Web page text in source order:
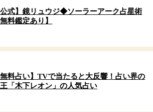
公式】鏡リュウジ◆ソーラーアーク占星術
無料鑑定あり】
無料占い】TVで当たると大反響！占い界の
「木下レオン」の人気占い